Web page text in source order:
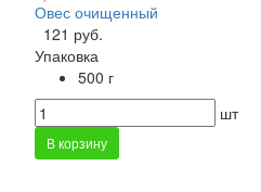
Овес очищенный
121 руб.
Упаковка
500 г
шт
В корзину